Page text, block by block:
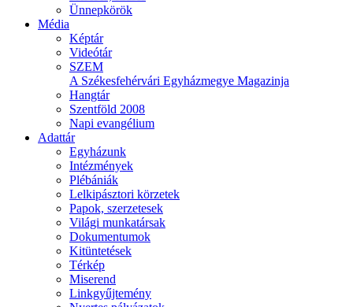
Ünnepkörök
Média
Képtár
Videótár
SZEM
A Székesfehérvári Egyházmegye Magazinja
Hangtár
Szentföld 2008
Napi evangélium
Adattár
Egyházunk
Intézmények
Plébániák
Lelkipásztori körzetek
Papok, szerzetesek
Világi munkatársak
Dokumentumok
Kitüntetések
Térkép
Miserend
Linkgyűjtemény